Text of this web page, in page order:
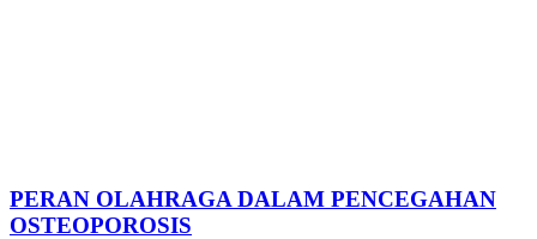
PERAN OLAHRAGA DALAM PENCEGAHAN
OSTEOPOROSIS